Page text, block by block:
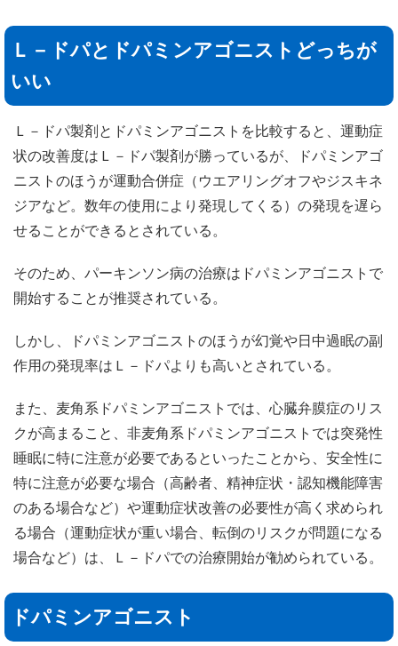
Ｌ－ドパとドパミンアゴニストどっちが
いい
Ｌ－ドパ製剤とドパミンアゴニストを比較すると、運動症
状の改善度はＬ－ドパ製剤が勝っているが、ドパミンアゴ
ニストのほうが運動合併症（ウエアリングオフやジスキネ
ジアなど。数年の使用により発現してくる）の発現を遅ら
せることができるとされている。
そのため、パーキンソン病の治療はドパミンアゴニストで
開始することが推奨されている。
しかし、ドパミンアゴニストのほうが幻覚や日中過眠の副
作用の発現率はＬ－ドパよりも高いとされている。
また、麦角系ドパミンアゴニストでは、心臓弁膜症のリス
クが高まること、非麦角系ドパミンアゴニストでは突発性
睡眠に特に注意が必要であるといったことから、安全性に
特に注意が必要な場合（高齢者、精神症状・認知機能障害
のある場合など）や運動症状改善の必要性が高く求められ
る場合（運動症状が重い場合、転倒のリスクが問題になる
場合など）は、Ｌ－ドパでの治療開始が勧められている。
ドパミンアゴニスト